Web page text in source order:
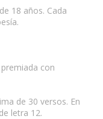
18 años. Cada
con
de 30 versos. En
letra 12.